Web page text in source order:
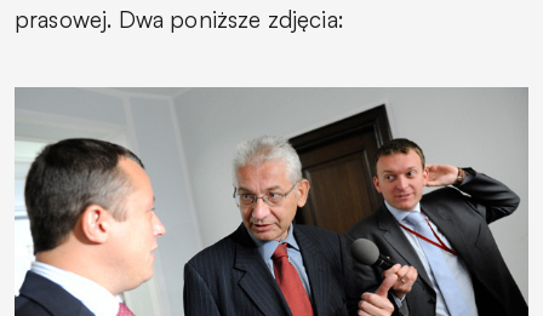
prasowej. Dwa poniższe zdjęcia: